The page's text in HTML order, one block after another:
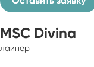
MSC Divina
лайнер